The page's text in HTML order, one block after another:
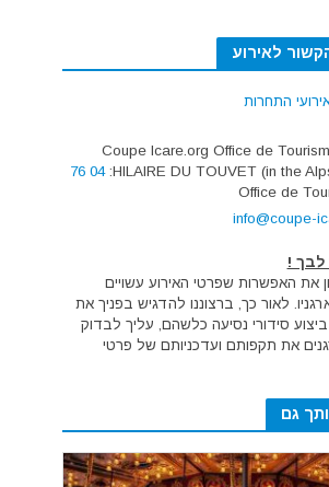
לאירוע
התחרות
Coupe Icare.org Office de
HILAIRE DU TOUVET (in the
04 76
info@coupe-
לבך !
את האפשרות שפרטי האירוע עשויים
לאור כך, ברצוננו להדגיש בפניך את
סידורי נסיעה כלשהם, עליך לבדוק
את תקפותם ועדכניותם של פרטי
גם